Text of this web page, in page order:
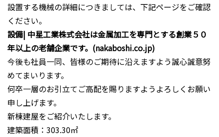
設置する機械の詳細につきましては、下記ページをご確認
ください。
設備| 中星工業株式会社は金属加工を専門とする創業５０
年以上の老舗企業です。(nakaboshi.co.jp)
今後も社員一同、皆様のご期待に沿えますよう誠心誠意努
めてまいります。
何卒一層のお引立てご高配を賜りますようよろしくお願い
申し上げます。
新棟建屋をご紹介いたします。
建築面積：303.30㎡